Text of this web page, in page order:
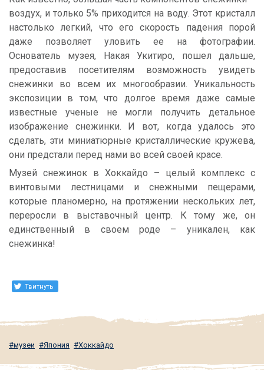
воздух, и только 5% приходится на воду. Этот кристалл
настолько легкий, что его скорость падения порой
даже позволяет уловить ее на фотографии.
Основатель музея, Накая Укитиро, пошел дальше,
предоставив посетителям возможность увидеть
снежинки во всем их многообразии. Уникальность
экспозиции в том, что долгое время даже самые
известные ученые не могли получить детальное
изображение снежинки. И вот, когда удалось это
сделать, эти миниатюрные кристаллические кружева,
они предстали перед нами во всей своей красе.
Музей снежинок в Хоккайдо – целый комплекс с
винтовыми лестницами и снежными пещерами,
которые планомерно, на протяжении нескольких лет,
переросли в выставочный центр. К тому же, он
единственный в своем роде – уникален, как
снежинка!
Твитнуть
музеи Япония Хоккайдо